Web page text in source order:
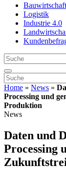
Bauwirtschaft
Logistik
Industrie 4.0
Home » News »
Processing und
Produktion
News
Daten und
Processing